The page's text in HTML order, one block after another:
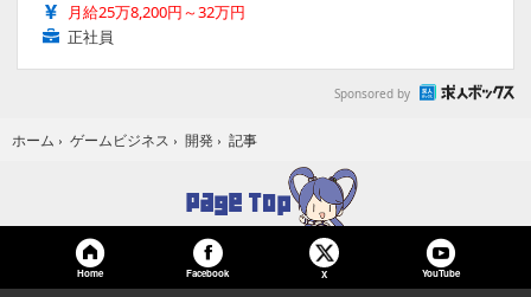
月給25万8,200円～32万円
正社員
Sponsored by
ホーム › ゲームビジネス › 開発 › 記事
Home Facebook X YouTube